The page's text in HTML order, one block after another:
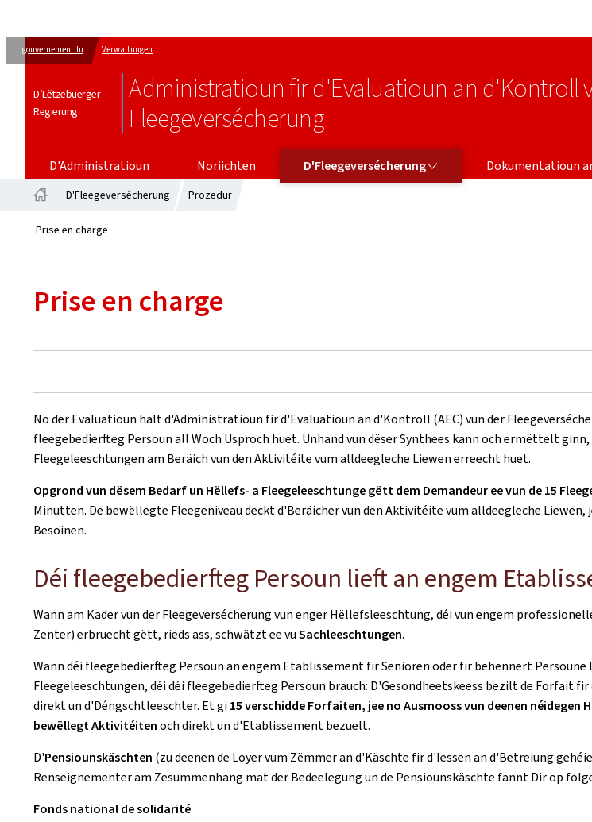
gouvernement.lu Verwaltungen
D’Lëtzebuerger
Regierung
Administratioun fir d'Evaluatioun an d'Kontroll
Fleegeversécherung
D'Administratioun Noriichten D'Fleegeversécherung
D'FLEEGEVERSÉCHERUNG
Dokumentatioun
D'Fleegeversécherung Prozedur
Prise en charge
Prise en charge
No der Evaluatioun hält d'Administratioun fir d'Evaluatioun an d'Kontroll (AEC) vun der
fleegebedierfteg Persoun all Woch Usproch huet. Unhand vun dëser Synthees kann och ermëttelt
Fleegeleeschtungen am Beräich vun den Aktivitéite vum alldeegleche Liewen erreecht huet.
Opgrond vun dësem Bedarf un Hëllefs- a Fleegeleeschtunge gëtt dem Demandeur ee vun de 15
Minutten. De bewëllegte Fleegeniveau deckt d'Beräicher vun den Aktivitéite vum alldeegleche
Besoinen.
Déi fleegebedierfteg Persoun lieft an engem
Wann am Kader vun der Fleegeversécherung vun enger Hëllefsleeschtung, déi vun engem
Zenter) erbruecht gëtt, rieds ass, schwätzt ee vuSachleeschtungen.
Wann déi fleegebedierfteg Persoun an engem Etablissement fir Senioren oder fir behënnert
Fleegeleeschtungen, déi déi fleegebedierfteg Persoun brauch: D'Gesondheetskeess bezilt de Forfait
direkt un d'Déngschtleeschter. Et gi15 verschidde Forfaiten, jee no Ausmooss vun deenen néidegen
bewëllegt Aktivitéitenoch direkt un d'Etablissement bezuelt.
D'Pensiounskäschten (zu deenen de Loyer vum Zëmmer an d'Käschte fir d'Iessen an d'Betreiung
Renseignementer am Zesummenhang mat der Bedeelegung un de Pensiounskäschte fannt Dir op
Fonds national de solidarité